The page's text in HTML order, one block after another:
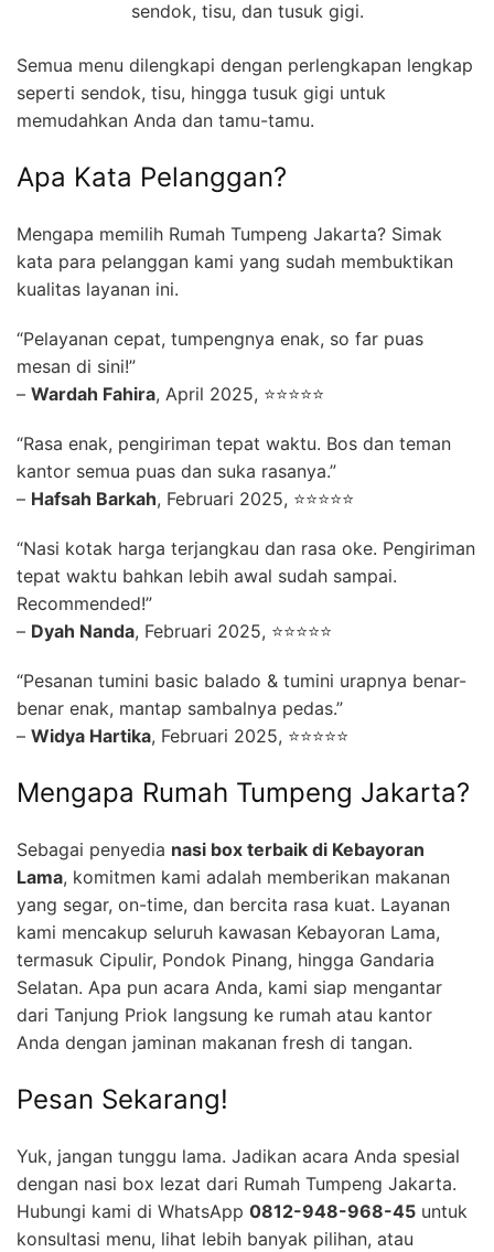
sendok, tisu, dan tusuk gigi.
Semua menu dilengkapi dengan perlengkapan lengkap
seperti sendok, tisu, hingga tusuk gigi untuk
memudahkan Anda dan tamu-tamu.
Apa Kata Pelanggan?
Mengapa memilih Rumah Tumpeng Jakarta? Simak
kata para pelanggan kami yang sudah membuktikan
kualitas layanan ini.
“Pelayanan cepat, tumpengnya enak, so far puas
mesan di sini!”
– Wardah Fahira, April 2025, ⭐⭐⭐⭐⭐
“Rasa enak, pengiriman tepat waktu. Bos dan teman
kantor semua puas dan suka rasanya.”
– Hafsah Barkah, Februari 2025, ⭐⭐⭐⭐⭐
“Nasi kotak harga terjangkau dan rasa oke. Pengiriman
tepat waktu bahkan lebih awal sudah sampai.
Recommended!”
– Dyah Nanda, Februari 2025, ⭐⭐⭐⭐⭐
“Pesanan tumini basic balado & tumini urapnya benar-
benar enak, mantap sambalnya pedas.”
– Widya Hartika, Februari 2025, ⭐⭐⭐⭐⭐
Mengapa Rumah Tumpeng Jakarta?
Sebagai penyedia nasi box terbaik di Kebayoran
Lama, komitmen kami adalah memberikan makanan
yang segar, on-time, dan bercita rasa kuat. Layanan
kami mencakup seluruh kawasan Kebayoran Lama,
termasuk Cipulir, Pondok Pinang, hingga Gandaria
Selatan. Apa pun acara Anda, kami siap mengantar
dari Tanjung Priok langsung ke rumah atau kantor
Anda dengan jaminan makanan fresh di tangan.
Pesan Sekarang!
Yuk, jangan tunggu lama. Jadikan acara Anda spesial
dengan nasi box lezat dari Rumah Tumpeng Jakarta.
Hubungi kami di WhatsApp 0812-948-968-45 untuk
konsultasi menu, lihat lebih banyak pilihan, atau